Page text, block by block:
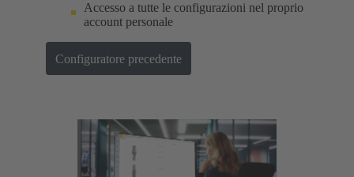
Accesso a tutte le configurazioni nel proprio
account personale
Configuratore precedente